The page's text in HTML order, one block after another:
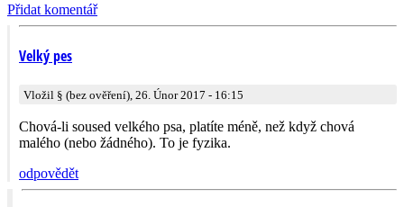
Přidat komentář
Velký pes
Vložil § (bez ověření), 26. Únor 2017 - 16:15
Chová-li soused velkého psa, platíte méně, než když chová
malého (nebo žádného). To je fyzika.
odpovědět